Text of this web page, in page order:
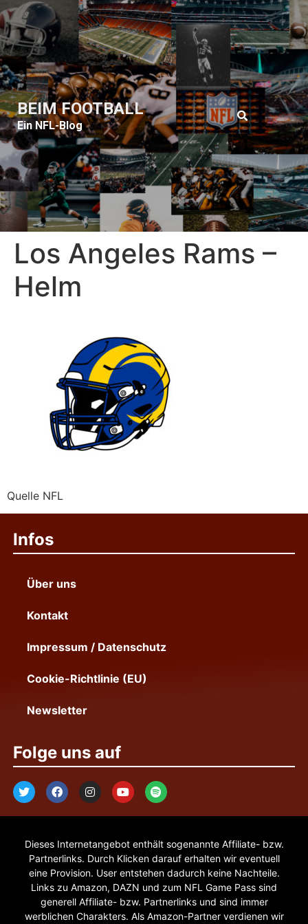
BEIM FOOTBALL
Ein NFL-Blog
Los Angeles Rams –
Helm
Quelle NFL
Infos
Über uns
Kontakt
Impressum / Datenschutz
Cookie-Richtlinie (EU)
Newsletter
Folge uns auf
Dieses Internetangebot enthält sogenannte Affiliate- bzw.
Partnerlinks. Durch Klicken darauf erhalten wir eventuell
eine Provision. User entstehen dadurch keine Nachteile.
Links zu Amazon, DAZN und zum NFL Game Pass sind
generell Affiliate- bzw. Partnerlinks und sind immer
werblichen Charakters. Als Amazon-Partner verdienen wir